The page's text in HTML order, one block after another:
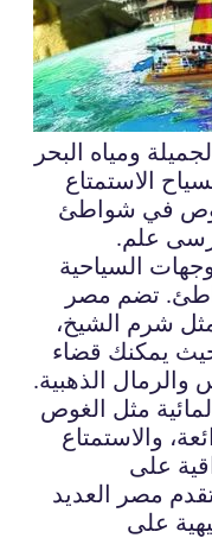
ومياه البحر
الاستمتاع
في شواطئ
علم.
السياحية
تضم مصر
شرم الشيخ،
يمكنك قضاء
الذهبية.
مثل الغوص
والاستمتاع
على
مصر العديد
على